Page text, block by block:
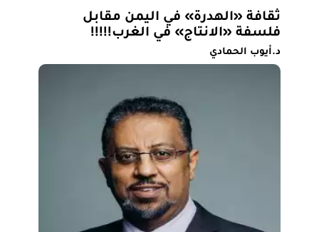
ثقافة «الهدرة» في اليمن مقابل
فلسفة «الانتاج» في الغرب!!!!!
د.أيوب الحمادي